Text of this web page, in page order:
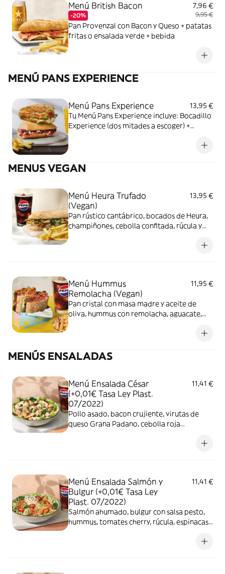
Menú British Bacon
-20%
7,96 €
9,95 €
Pan Provenzal con Bacon y Queso + patatas
fritas o ensalada verde + bebida
MENÚ PANS EXPERIENCE
Menú Pans Experience
13,95 €
Tu Menú Pans Experience incluye: Bocadillo
Experience (dos mitades a escoger) +
MENUS VEGAN
Menú Heura Trufado
(Vegan)
13,95 €
Pan rústico cantábrico, bocados de Heura,
champiñones, cebolla confitada, rúcula y
Menú Hummus
Remolacha (Vegan)
11,95 €
Pan cristal con masa madre y aceite de
oliva, hummus con remolacha, aguacate,
fritas o ensalada verde + Bebida
MENÚS ENSALADAS
Menú Ensalada César
(+0,01€ Tasa Ley Plast.
07/2022)
11,41 €
Pollo asado, bacon crujiente, virutas de
queso Grana Padano, cebolla roja
picatostes y salsa de queso curado + bebida
Menú Ensalada Salmón y
Bulgur (+0,01€ Tasa Ley
Plast. 07/2022)
11,41 €
Salmón ahumado, bulgur con salsa pesto,
hummus, tomates cherry, rúcula, espinacas